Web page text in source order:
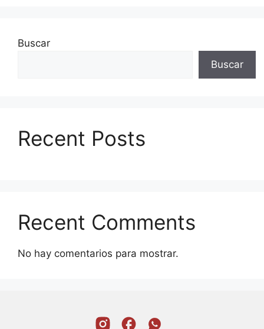
Buscar
Buscar
Recent Posts
Recent Comments
No hay comentarios para mostrar.